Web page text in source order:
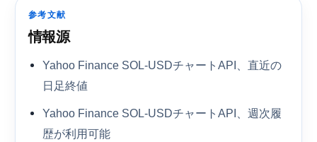
参考文献
情報源
Yahoo Finance SOL-USDチャートAPI、直近の
日足終値
Yahoo Finance SOL-USDチャートAPI、週次履
歴が利用可能